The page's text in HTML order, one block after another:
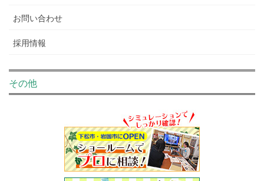
お問い合わせ
採用情報
その他